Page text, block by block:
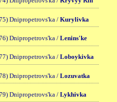
Dnipropetrovs'ka / Kurylivka
Dnipropetrovs'ka / Lenins'ke
Dnipropetrovs'ka / Loboykivka
Dnipropetrovs'ka / Lozuvatka
Dnipropetrovs'ka / Lykhivka